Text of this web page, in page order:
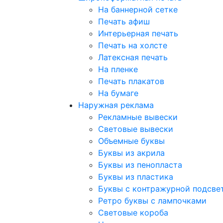
На баннерной сетке
Печать афиш
Интерьерная печать
Печать на холсте
Латексная печать
На пленке
Печать плакатов
На бумаге
Наружная реклама
Рекламные вывески
Световые вывески
Объемные буквы
Буквы из акрила
Буквы из пенопласта
Буквы из пластика
Буквы с контражурной
Ретро буквы с лампочками
Световые короба